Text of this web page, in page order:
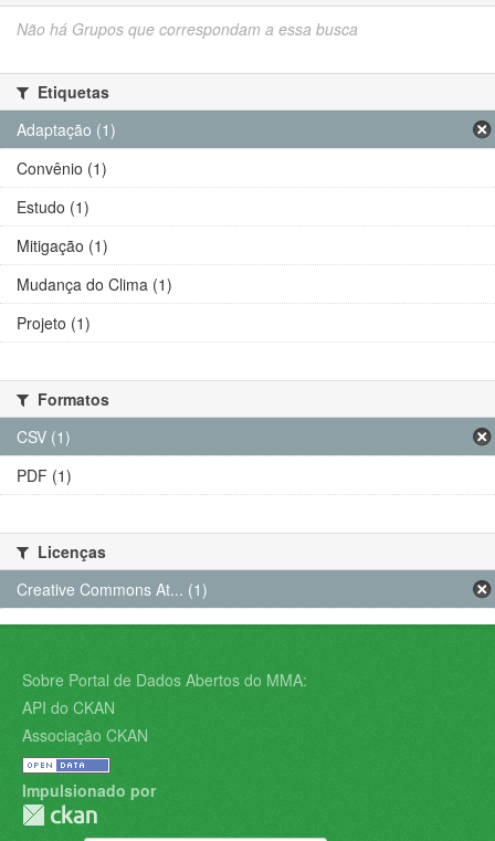
Não há Grupos que correspondam a essa busca
Etiquetas
Adaptação (1)
Convênio (1)
Estudo (1)
Mitigação (1)
Mudança do Clima (1)
Projeto (1)
Formatos
CSV (1)
PDF (1)
Licenças
Creative Commons At... (1)
Sobre Portal de Dados Abertos do MMA:
API do CKAN
Associação CKAN
Impulsionado por